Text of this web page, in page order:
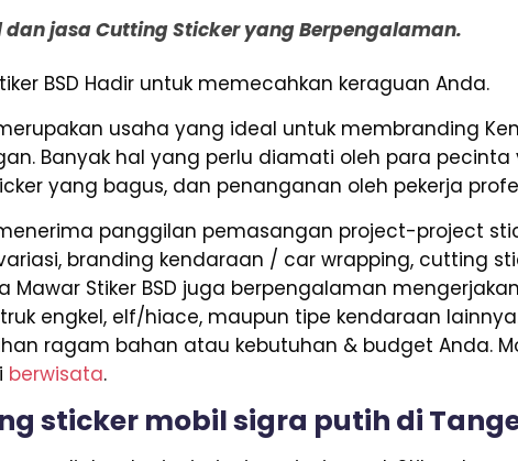
dan jasa Cutting Sticker yang Berpengalaman.
BSD Hadir untuk memecahkan keraguan Anda.
usaha yang ideal untuk membranding
Banyak hal yang perlu diamati oleh para
yang bagus, dan penanganan oleh pekerja
menerima panggilan pemasangan project-project
branding kendaraan / car wrapping, cutting
Mawar Stiker BSD juga berpengalaman
engkel, elf/hiace, maupun tipe kendaraan
ragam bahan atau kebutuhan & budget Anda.
berwisata.
sticker mobil sigra putih di